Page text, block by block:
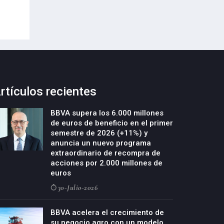
recientes
BBVA supera los 6.000 millones
de euros de beneficio en el primer
semestre de 2026 (+11%) y
anuncia un nuevo programa
extraordinario de recompra de
acciones por 2.000 millones de
euros
30-Julio-2026
BBVA acelera el crecimiento de